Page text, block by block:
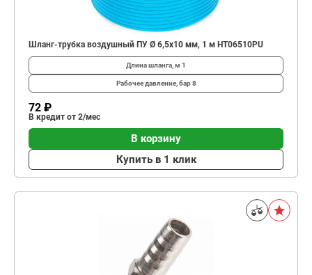
Шланг-трубка воздушный ПУ Ø 6,5х10 мм, 1 м HT06510PU
Длина шланга, м 1
Рабочее давление, бар8
72 ₽
В кредит от 2/мес
В корзину
Купить в 1 клик